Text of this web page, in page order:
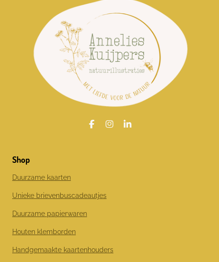
F
I
L
Shop
Duurzame kaarten
Unieke brievenbuscadeautjes
Duurzame papierwaren
Houten klemborden
Handgemaakte kaartenhouders